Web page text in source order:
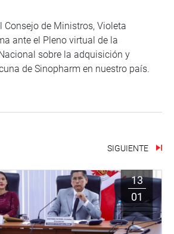
Consejo de Ministros, Violeta
ante el Pleno virtual de la
sobre la adquisición y
de Sinopharm en nuestro país.
SIGUIENTE
13
01